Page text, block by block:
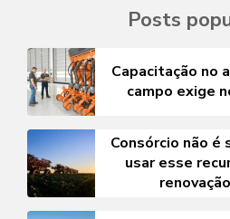
Posts
Capacitação no
campo exige
Consórcio não
usar esse